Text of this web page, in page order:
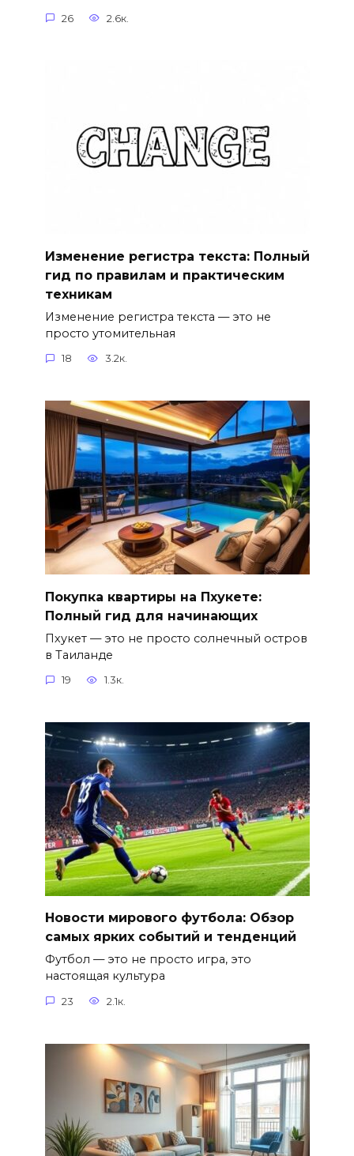
26 2.6к.
Изменение регистра текста: Полный
гид по правилам и практическим
техникам
Изменение регистра текста — это не
просто утомительная
18 3.2к.
Покупка квартиры на Пхукете:
Полный гид для начинающих
Пхукет — это не просто солнечный остров
в Таиланде
19 1.3к.
Новости мирового футбола: Обзор
самых ярких событий и тенденций
Футбол — это не просто игра, это
настоящая культура
23 2.1к.